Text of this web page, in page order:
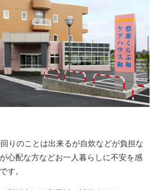
りのことは出来るが自炊などが負担な
心配な方などお一人暮らしに不安を感
す。